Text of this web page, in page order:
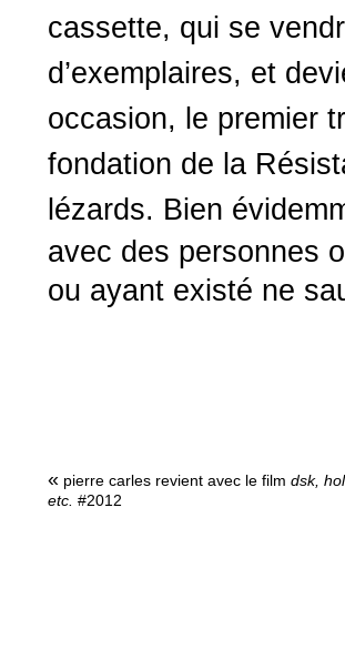
cassette, qui se
d’exemplaires, et
occasion, le premier
fondation de la
lézards. Bien
avec des personnes
ou ayant existé ne
« pierre carles revient avec le film dsk,
etc. #2012